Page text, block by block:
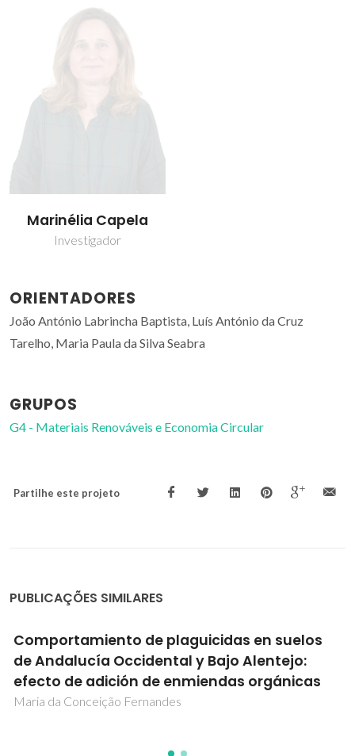
Marinélia Capela
Investigador
ORIENTADORES
João António Labrincha Baptista, Luís António da Cruz
Tarelho, Maria Paula da Silva Seabra
GRUPOS
G4 - Materiais Renováveis e Economia Circular
Partilhe este projeto
PUBLICAÇÕES SIMILARES
Comportamiento de plaguicidas en suelos
de Andalucía Occidental y Bajo Alentejo:
efecto de adición de enmiendas orgánicas
Maria da Conceição Fernandes